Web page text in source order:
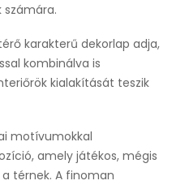
számára.
karakterű dekorlap adja,
kombinálva is
kialakítását teszik
motívumokkal
amely játékos, mégis
térnek. A finoman